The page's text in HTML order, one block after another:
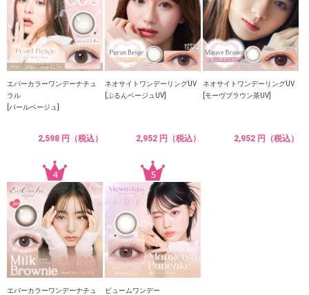
エバーカラーワンデーナチュ
ラル
[パールベージュ]
2,598 円（税込）
ネオサイトワンデーリングUV
[ぷるんベージュUV]
2,952 円（税込）
ネオサイトワンデーリングUV
[モーヴブラウン茶UV]
2,952 円（税込）
エバーカラーワンデーナチュ
ビュームワンデー